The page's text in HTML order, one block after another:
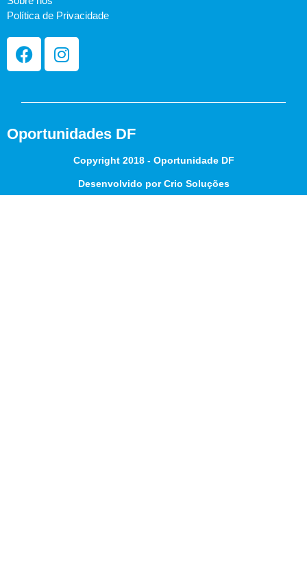
Política de Privacidade
Oportunidades DF
Copyright 2018 - Oportunidade DF
Desenvolvido por Crio Soluções